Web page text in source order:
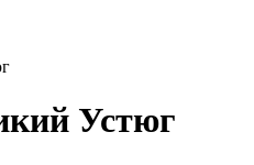
Устюг